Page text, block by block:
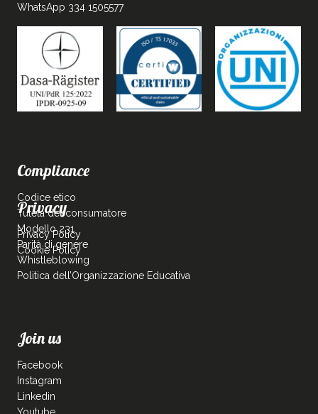
WhatsApp 334 1505577
Compliance
Codice etico
Tutela del consumatore
Modello 231
Parità di genere
Whistleblowing
Politica dell’Organizzazione Educativa
Privacy
Privacy Policy
Cookie Policy
Join us
Facebook
Instagram
Linkedin